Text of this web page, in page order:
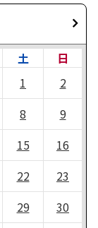
土
日
1
2
8
9
15
16
22
23
29
30